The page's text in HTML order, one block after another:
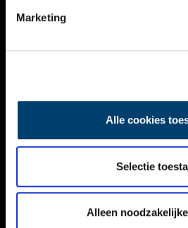
Marketing
Alle cookies
Selectie
Alleen
NIEUWSBRIEF
DISCLAIMER
TOEGANKELIJKHEID
Volg ONH op social media